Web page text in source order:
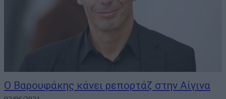
Ο Βαρουφάκης κάνει ρεπορτάζ στην Αίγινα